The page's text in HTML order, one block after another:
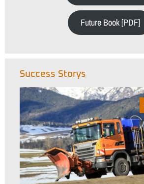
Future Book [PDF]
Success Storys